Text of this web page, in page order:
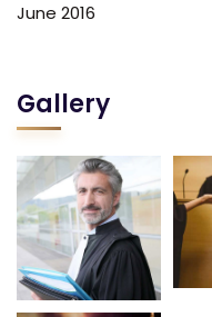
June 2016
Gallery